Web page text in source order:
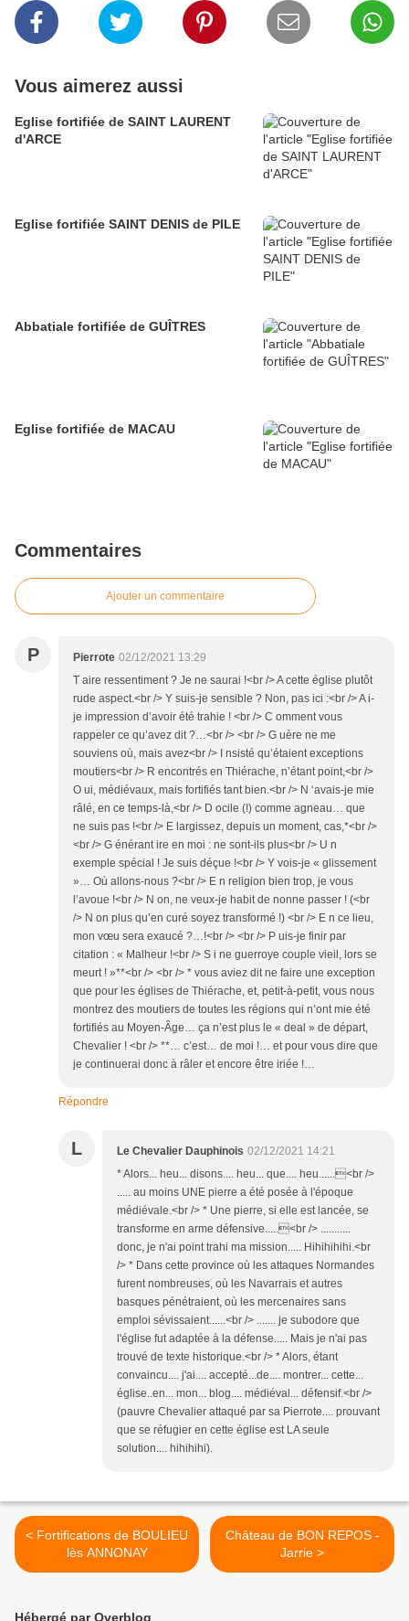
Vous aimerez aussi
Eglise fortifiée de SAINT LAURENT
d'ARCE
Eglise fortifiée SAINT DENIS de PILE
Abbatiale fortifiée de GUÎTRES
Eglise fortifiée de MACAU
Commentaires
Ajouter un commentaire
P Pierrote 02/12/2021 13:29
T aire ressentiment ? Je ne saurai !<br /> A cette église plutôt
rude aspect.<br /> Y suis-je sensible ? Non, pas ici :<br /> A i-
je impression d’avoir été trahie ! <br /> C omment vous
rappeler ce qu’avez dit ?…<br /> <br /> G uère ne me
souviens où, mais avez<br /> I nsisté qu’étaient exceptions
moutiers<br /> R encontrés en Thiérache, n’étant point,<br />
O ui, médiévaux, mais fortifiés tant bien.<br /> N ‘avais-je mie
râlé, en ce temps-là,<br /> D ocile (!) comme agneau… que
ne suis pas !<br /> E largissez, depuis un moment, cas,*<br />
<br /> G énérant ire en moi : ne sont-ils plus<br /> U n
exemple spécial ! Je suis déçue !<br /> Y vois-je « glissement
»… Où allons-nous ?<br /> E n religion bien trop, je vous
l’avoue !<br /> N on, ne veux-je habit de nonne passer ! (<br
/> N on plus qu’en curé soyez transformé !) <br /> E n ce lieu,
mon vœu sera exaucé ?…!<br /> <br /> P uis-je finir par
citation : « Malheur !<br /> S i ne guerroye couple vieil, lors se
meurt ! »**<br /> <br /> * vous aviez dit ne faire une exception
que pour les églises de Thiérache, et, petit-à-petit, vous nous
montrez des moutiers de toutes les régions qui n’ont mie été
fortifiés au Moyen-Âge… ça n’est plus le « deal » de départ,
Chevalier ! <br /> **… c’est… de moi !… et pour vous dire que
je continuerai donc à râler et encore être iriée !…
Répondre
L Le Chevalier Dauphinois 02/12/2021 14:21
* Alors... heu... disons.... heu... que.... heu......<br />
..... au moins UNE pierre a été posée à l'époque
médiévale.<br /> * Une pierre, si elle est lancée, se
transforme en arme défensive.....<br /> ...........
donc, je n'ai point trahi ma mission..... Hihihihihi.<br
/> * Dans cette province où les attaques Normandes
furent nombreuses, où les Navarrais et autres
basques pénétraient, où les mercenaires sans
emploi sévissaient......<br /> ....... je subodore que
l'église fut adaptée à la défense..... Mais je n'ai pas
trouvé de texte historique.<br /> * Alors, étant
convaincu.... j'ai.... accepté...de.... montrer... cette...
église..en... mon... blog.... médiéval... défensif.<br />
(pauvre Chevalier attaqué par sa Pierrote.... prouvant
que se réfugier en cette église est LA seule
solution.... hihihihi).
< Fortifications de BOULIEU
lès ANNONAY
Château de BON REPOS -
Jarrie >
Hébergé par Overblog